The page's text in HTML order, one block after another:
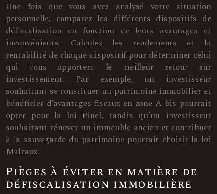
Une fois que vous avez analysé votre situation
personnelle, comparez les différents dispositifs de
défiscalisation en fonction de leurs avantages et
inconvénients. Calculez les rendements et la
rentabilité de chaque dispositif pour déterminer celui
qui vous apportera le meilleur retour sur
investissement. Par exemple, un investisseur
souhaitant se constituer un patrimoine immobilier et
bénéficier d’avantages fiscaux en zone A bis pourrait
opter pour la loi Pinel, tandis qu’un investisseur
souhaitant rénover un immeuble ancien et contribuer
à la sauvegarde du patrimoine pourrait choisir la loi
Malraux.
Pièges à éviter en matière de
défiscalisation immobilière